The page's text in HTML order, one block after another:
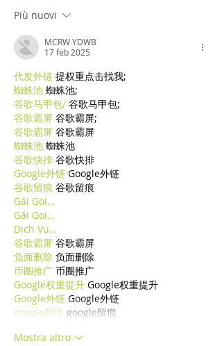
Più nuovi
MCRW YDWB
17 feb 2025
代发外链 提权重点击找我;
蜘蛛池 蜘蛛池;
谷歌马甲包/ 谷歌马甲包;
谷歌霸屏 谷歌霸屏;
谷歌霸屏 谷歌霸屏
蜘蛛池 蜘蛛池
谷歌快排 谷歌快排
Google外链 Google外链
谷歌留痕 谷歌留痕
Gái Gọi…
Gái Gọi…
Dịch Vụ…
谷歌霸屏 谷歌霸屏
负面删除 负面删除
币圈推广 币圈推广
Google权重提升 Google权重提升
Google外链 Google外链
google留痕 google留痕
Mostra altro